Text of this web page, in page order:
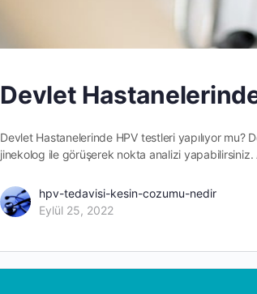
Devlet
Devlet Hastanelerinde HPV testleri yapılıyor mu?
jinekolog ile görüşerek nokta analizi yapabilirsiniz.
hpv-tedavisi-kesin-cozumu-nedir
Eylül 25, 2022